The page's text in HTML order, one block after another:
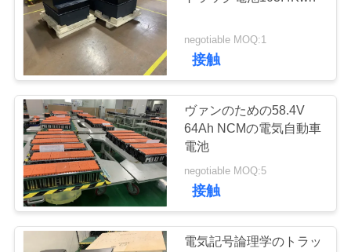
理
に
電気トラック電池
37
negotiable MOQ:1
接触
ヴァンのための58.4V
64Ah NCMの電気自動車
電池
negotiable MOQ:5
接触
電気記号論理学のトラッ